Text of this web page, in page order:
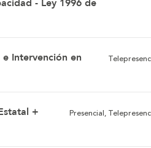
- Ley 1996 de
Intervención en
Presencial,
+